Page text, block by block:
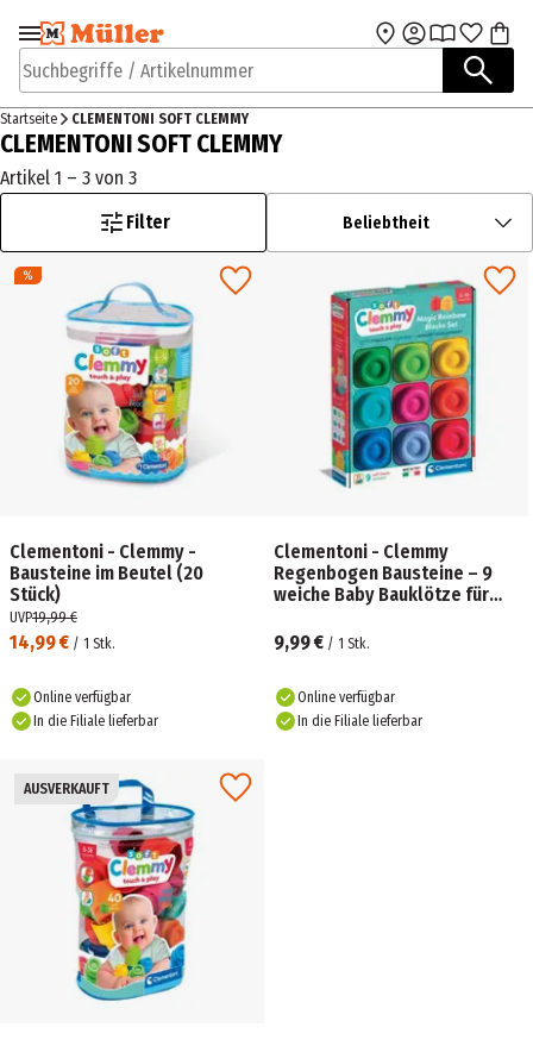
Zur Navigation
springen
Zum Hauptinhalt
Suchbegriffe / Artikelnummer
Startseite CLEMENTONI SOFT CLEMMY
CLEMENTONI SOFT CLEMMY
Artikel 1 – 3 von 3
Filter
Beliebtheit
Clementoni - Clemmy -
Bausteine im Beutel (20
Stück)
14,99 € / 1 Stk.
UVP19,99 €
Online verfügbar
In die Filiale lieferbar
Clementoni - Clemmy
Regenbogen Bausteine – 9
weiche Baby Bauklötze für
9,99 € / 1 Stk.
Online verfügbar
In die Filiale lieferbar
AUSVERKAUFT